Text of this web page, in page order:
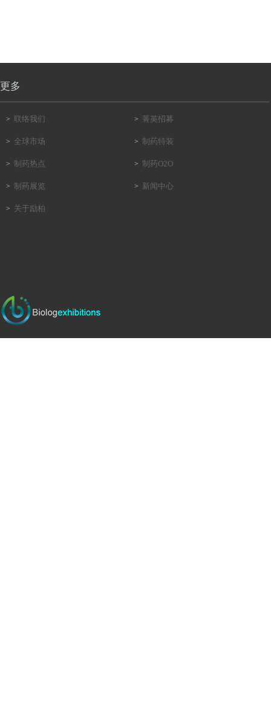
更多
> 联络我们 > 菁英招募
> 全球市场 > 制药特装
> 制药热点 > 制药O2O
> 制药展览 > 新闻中心
> 关于励柏